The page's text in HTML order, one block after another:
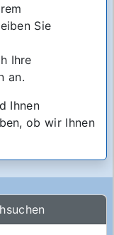
Sie
Ihre
an.
Ihnen
ob wir Ihnen